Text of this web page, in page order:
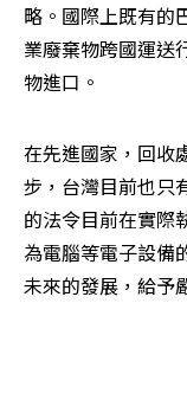
略。國際上既有的
業廢棄物跨國運送
物進口。
在先進國家，回收
步，台灣目前也只
的法令目前在實際
為電腦等電子設備
未來的發展，給予